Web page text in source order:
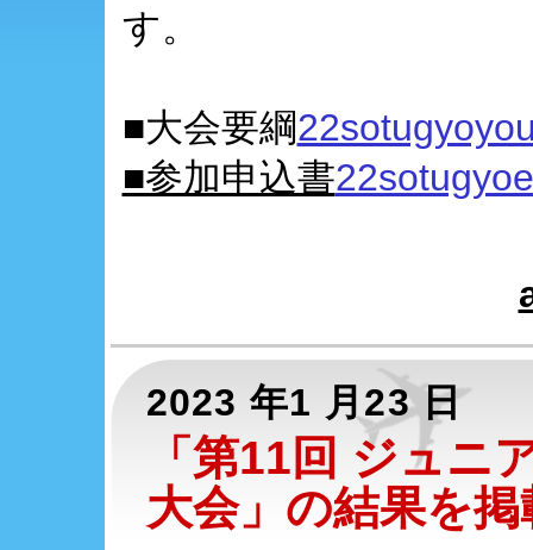
す。
■大会要綱
■参加申込書
2023 年1 月23 日
「第11回 ジュニ
大会」の結果を